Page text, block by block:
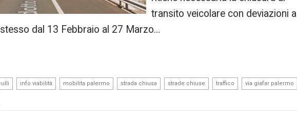
transito veicolare con deviazioni a
dal 13 Febbraio al 27 Marzo…
info viabilità mobilita palermo strada chiusa strade chiuse traffico via giafar palermo